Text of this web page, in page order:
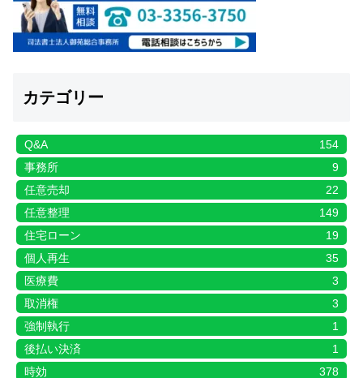
カテゴリー
Q&A
154
事務所
9
任意売却
22
任意整理
149
住宅ローン
19
個人再生
35
医療費
3
取消権
3
強制執行
1
後払い決済
1
時効
378